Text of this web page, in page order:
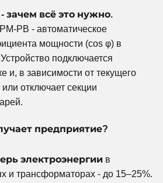
зачем всё это нужно.
РВ - автоматическое
мощности (cos φ) в
подключается
и, в зависимости от текущего
отключает секции
предприятие?
электроэнергии в
и трансформаторах - до 15–25%.